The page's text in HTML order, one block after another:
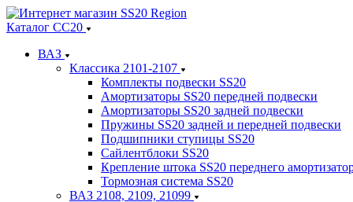
Каталог СС20
ВАЗ
Классика 2101-2107
Комплекты подвески SS20
Амортизаторы SS20 передней подвески
Амортизаторы SS20 задней подвески
Пружины SS20 задней и передней подвески
Подшипники ступицы SS20
Сайлентблоки SS20
Крепление штока SS20 переднего
Тормозная система SS20
ВАЗ 2108, 2109, 21099